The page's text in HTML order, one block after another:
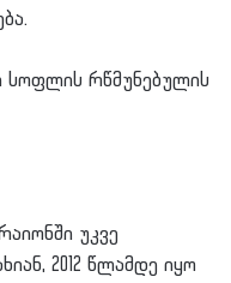
სოფლის რწმუნებულის
უკვე
2012 წლამდე იყო